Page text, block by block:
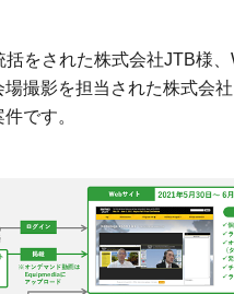
括をされた株式会社JTB様
場撮影を担当された株式会
です。